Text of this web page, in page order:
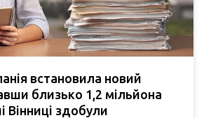
встановила новий
близько 1,2 мільйона
Вінниці здобули